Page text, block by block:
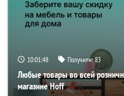
10:01:47 Получили:83
Любые товары во всей
магазине Hoff